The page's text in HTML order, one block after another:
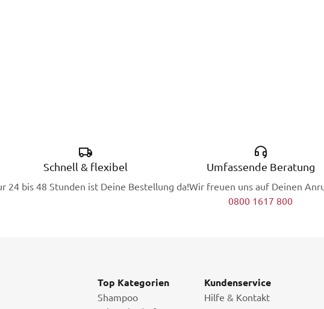
Schnell & flexibel
24 bis 48 Stunden ist Deine Bestellung da!
Umfassende Beratung
Wir freuen uns auf Deinen
0800 1617 800
Top Kategorien
Shampoo
Kundenservice
Hilfe & Kontakt